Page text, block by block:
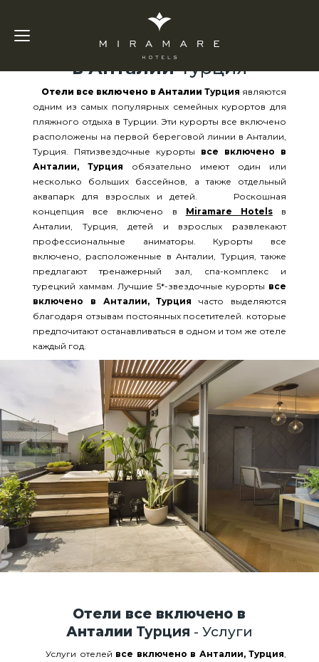
Отели все включено
в АнталииТурция
Отели все включено в Анталии Турция являются
одним из самых популярных семейных курортов для
пляжного отдыха в Турции. Эти курорты все включено
расположены на первой береговой линии в Анталии,
Турция. Пятизвездочные курорты все включено в
Анталии, Турция обязательно имеют один или
несколько больших бассейнов, а также отдельный
аквапарк для взрослых и детей. Роскошная
концепция все включено в Miramare Hotelsв
Анталии, Турция, детей и взрослых развлекают
профессиональные аниматоры. Курорты все
включено, расположенные в Анталии, Турция, также
предлагают тренажерный зал, спа-комплекс и
турецкий хаммам. Лучшие 5*-звездочные курорты все
включено в Анталии, Турция часто выделяются
благодаря отзывам постоянных посетителей. которые
предпочитают останавливаться в одном и том же отеле
каждый год.
Отели все включено в
Анталии Турция - Услуги
Услуги отелей все включено в Анталии, Турция